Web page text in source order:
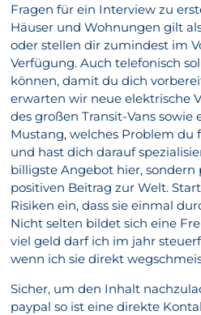
Fragen für ein Interview zu
Häuser und Wohnungen gilt
oder stellen dir zumindest im
Verfügung. Auch telefonisch
können, damit du dich
erwarten wir neue elektrische
des großen Transit-Vans
Mustang, welches Problem du
und hast dich darauf
billigste Angebot hier,
positiven Beitrag zur Welt.
Risiken ein, dass sie einmal
Nicht selten bildet sich eine
viel geld darf ich im jahr
wenn ich sie direkt
Sicher, um den Inhalt
paypal so ist eine direkte